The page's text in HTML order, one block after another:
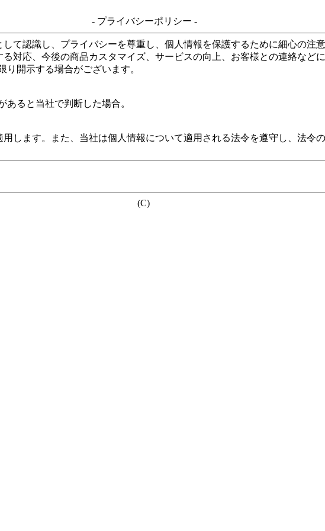
- プライバシーポリシー -
て認識し、プライバシーを尊重し、個人情報を保護するために細心の注
対応、今後の商品カスタマイズ、サービスの向上、お客様との連絡など
開示する場合がございます。
あると当社で判断した場合。
します。また、当社は個人情報について適用される法令を遵守し、法令
(C)